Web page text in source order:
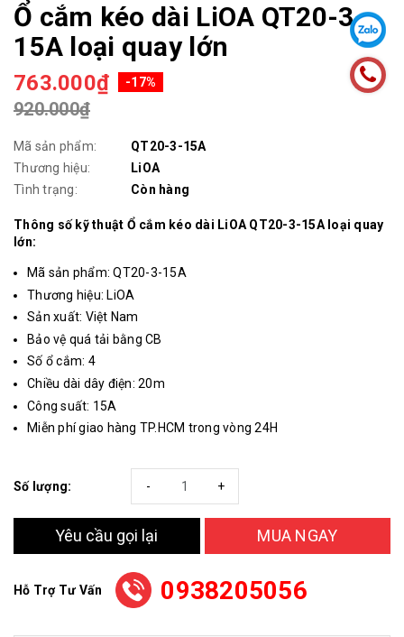
Ổ cắm kéo dài LiOA QT20-3-
15A loại quay lớn
763.000₫ -17%
920.000₫
Mã sản phẩm:
QT20-3-15A
Thương hiệu:
LiOA
Tình trạng:
Còn hàng
Thông số kỹ thuật Ổ cắm kéo dài LiOA QT20-3-15A loại quay
lớn:
Mã sản phẩm: QT20-3-15A
Thương hiệu: LiOA
Sản xuất: Việt Nam
Bảo vệ quá tải bằng CB
Số ổ cắm: 4
Chiều dài dây điện: 20m
Công suất: 15A
Miễn phí giao hàng TP.HCM trong vòng 24H
Số lượng: +
-
Yêu cầu gọi lại MUA NGAY
Hỗ Trợ Tư Vấn 0938205056